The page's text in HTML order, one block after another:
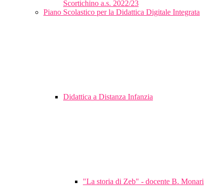
Scortichino a.s. 2022/23
Piano Scolastico per la Didattica Digitale Integrata
Didattica a Distanza Infanzia
"La storia di Zeb" - docente B. Monari